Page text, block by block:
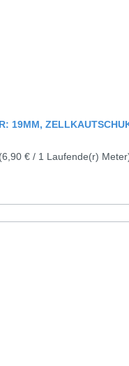
19MM,
(6,90 € / 1 Laufende(r)